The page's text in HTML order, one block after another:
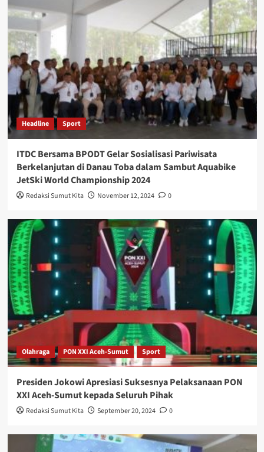
Headline Sport
ITDC Bersama BPODT Gelar Sosialisasi Pariwisata
Berkelanjutan di Danau Toba dalam Sambut Aquabike
JetSki World Championship 2024
Redaksi Sumut Kita November 12, 2024 0
Olahraga PON XXI Aceh-Sumut Sport
Presiden Jokowi Apresiasi Suksesnya Pelaksanaan PON
XXI Aceh-Sumut kepada Seluruh Pihak
Redaksi Sumut Kita September 20, 2024 0